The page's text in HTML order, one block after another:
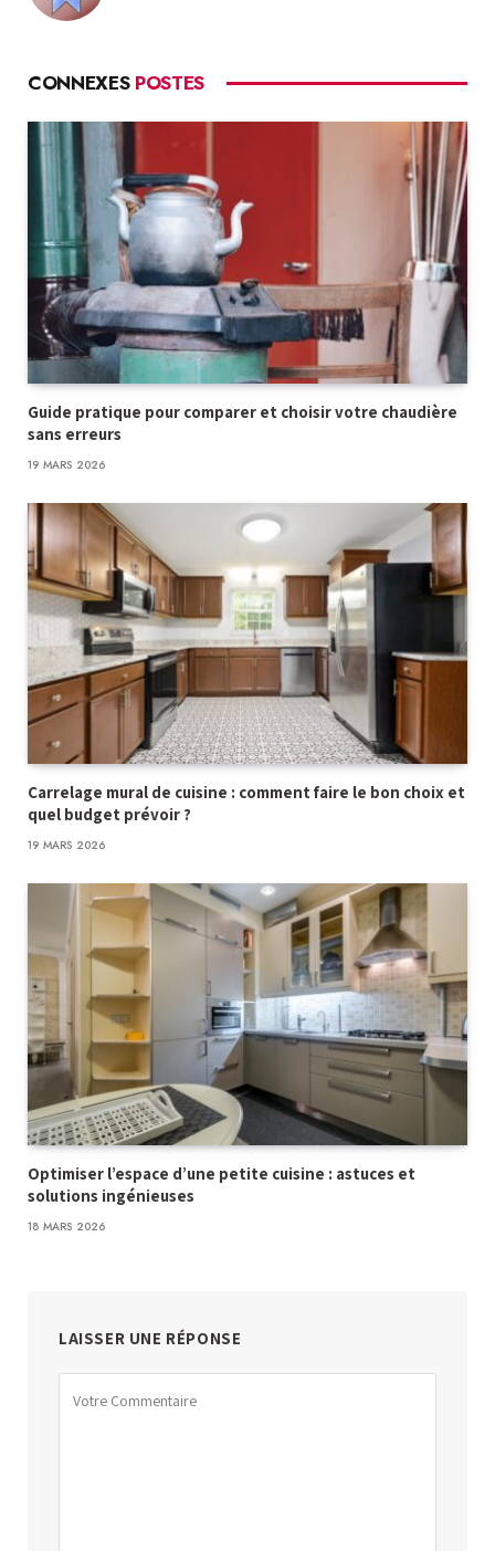
CONNEXES POSTES
Guide pratique pour comparer et choisir votre chaudière
sans erreurs
19 MARS 2026
Carrelage mural de cuisine : comment faire le bon choix et
quel budget prévoir ?
19 MARS 2026
Optimiser l’espace d’une petite cuisine : astuces et
solutions ingénieuses
18 MARS 2026
LAISSER UNE RÉPONSE